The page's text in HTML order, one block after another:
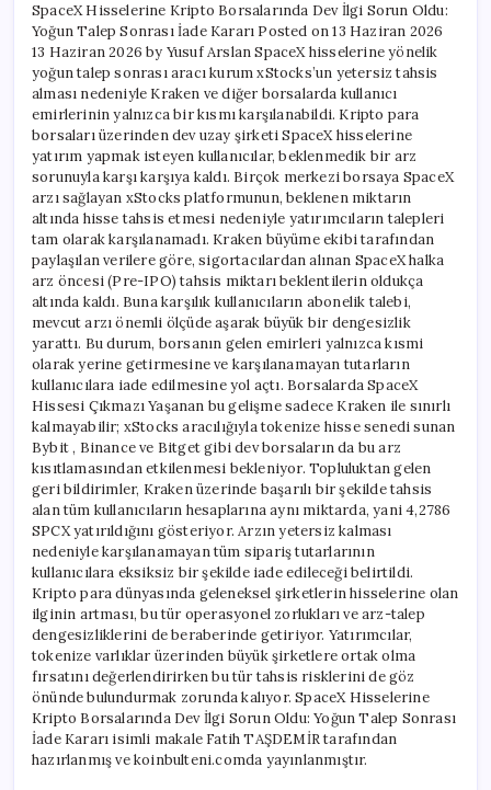
İlgi
Sorun
Oldu:
Yoğun
İade
Kararı
için
SpaceX Hisselerine Kripto Borsalarında Dev İlgi Sorun Oldu:
Yoğun Talep Sonrası İade Kararı Posted on 13 Haziran 2026
13 Haziran 2026 by Yusuf Arslan SpaceX hisselerine yönelik
yoğun talep sonrası aracı kurum xStocks’un yetersiz tahsis
alması nedeniyle Kraken ve diğer borsalarda kullanıcı
emirlerinin yalnızca bir kısmı karşılanabildi. Kripto para
borsaları üzerinden dev uzay şirketi SpaceX hisselerine
yatırım yapmak isteyen kullanıcılar, beklenmedik bir arz
sorunuyla karşı karşıya kaldı. Birçok merkezi borsaya SpaceX
arzı sağlayan xStocks platformunun, beklenen miktarın
altında hisse tahsis etmesi nedeniyle yatırımcıların talepleri
tam olarak karşılanamadı. Kraken büyüme ekibi tarafından
paylaşılan verilere göre, sigortacılardan alınan SpaceX halka
arz öncesi (Pre-IPO) tahsis miktarı beklentilerin oldukça
altında kaldı. Buna karşılık kullanıcıların abonelik talebi,
mevcut arzı önemli ölçüde aşarak büyük bir dengesizlik
yarattı. Bu durum, borsanın gelen emirleri yalnızca kısmi
olarak yerine getirmesine ve karşılanamayan tutarların
kullanıcılara iade edilmesine yol açtı. Borsalarda SpaceX
Hissesi Çıkmazı Yaşanan bu gelişme sadece Kraken ile sınırlı
kalmayabilir; xStocks aracılığıyla tokenize hisse senedi sunan
Bybit , Binance ve Bitget gibi dev borsaların da bu arz
kısıtlamasından etkilenmesi bekleniyor. Topluluktan gelen
geri bildirimler, Kraken üzerinde başarılı bir şekilde tahsis
alan tüm kullanıcıların hesaplarına aynı miktarda, yani 4,2786
SPCX yatırıldığını gösteriyor. Arzın yetersiz kalması
nedeniyle karşılanamayan tüm sipariş tutarlarının
kullanıcılara eksiksiz bir şekilde iade edileceği belirtildi.
Kripto para dünyasında geleneksel şirketlerin hisselerine olan
ilginin artması, bu tür operasyonel zorlukları ve arz-talep
dengesizliklerini de beraberinde getiriyor. Yatırımcılar,
tokenize varlıklar üzerinden büyük şirketlere ortak olma
fırsatını değerlendirirken bu tür tahsis risklerini de göz
önünde bulundurmak zorunda kalıyor. SpaceX Hisselerine
Kripto Borsalarında Dev İlgi Sorun Oldu: Yoğun Talep Sonrası
İade Kararı isimli makale Fatih TAŞDEMİR tarafından
hazırlanmış ve koinbulteni.comda yayınlanmıştır.